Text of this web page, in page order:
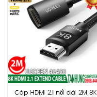
Cáp HDMI 2.1 nối dài 2M 8K